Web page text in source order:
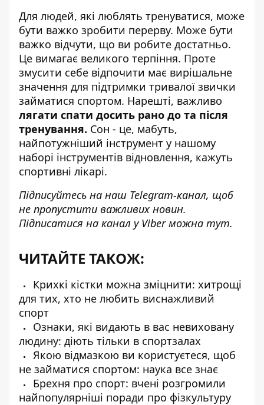
Для людей, які люблять тренуватися, може
бути важко зробити перерву. Може бути
важко відчути, що ви робите достатньо.
Це вимагає великого терпіння. Проте
змусити себе відпочити має вирішальне
значення для підтримки тривалої звички
займатися спортом. Нарешті, важливо
лягати спати досить рано до та після
тренування. Сон - це, мабуть,
найпотужніший інструмент у нашому
наборі інструментів відновлення, кажуть
спортивні лікарі.
Підписуйтесь на наш Telegram-канал, щоб
не пропустити важливих новин.
Підписатися на канал у Viber можна тут.
ЧИТАЙТЕ ТАКОЖ:
Крихкі кістки можна зміцнити: хитрощі
для тих, хто не любить виснажливий
спорт
Ознаки, які видають в вас невиховану
людину: діють тільки в спортзалах
Якою відмазкою ви користуєтеся, щоб
не займатися спортом: наука все знає
Брехня про спорт: вчені розгромили
найпопулярніші поради про фізкультуру